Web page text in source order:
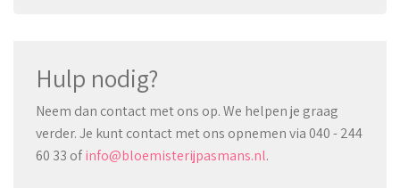
Hulp nodig?
Neem dan contact met ons op. We helpen je graag
verder. Je kunt contact met ons opnemen via 040 - 244
60 33 ofinfo@bloemisterijpasmans.nl.